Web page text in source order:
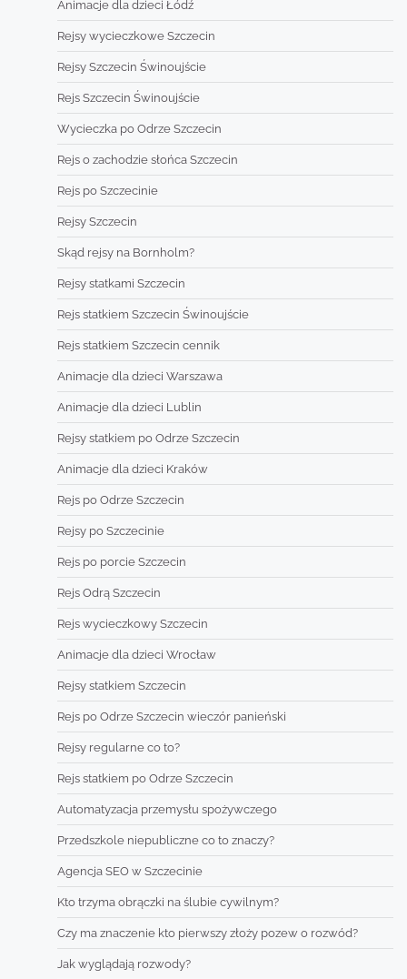
Animacje dla dzieci Łódź
Rejsy wycieczkowe Szczecin
Rejsy Szczecin Świnoujście
Rejs Szczecin Świnoujście
Wycieczka po Odrze Szczecin
Rejs o zachodzie słońca Szczecin
Rejs po Szczecinie
Rejsy Szczecin
Skąd rejsy na Bornholm?
Rejsy statkami Szczecin
Rejs statkiem Szczecin Świnoujście
Rejs statkiem Szczecin cennik
Animacje dla dzieci Warszawa
Animacje dla dzieci Lublin
Rejsy statkiem po Odrze Szczecin
Animacje dla dzieci Kraków
Rejs po Odrze Szczecin
Rejsy po Szczecinie
Rejs po porcie Szczecin
Rejs Odrą Szczecin
Rejs wycieczkowy Szczecin
Animacje dla dzieci Wrocław
Rejsy statkiem Szczecin
Rejs po Odrze Szczecin wieczór panieński
Rejsy regularne co to?
Rejs statkiem po Odrze Szczecin
Automatyzacja przemysłu spożywczego
Przedszkole niepubliczne co to znaczy?
Agencja SEO w Szczecinie
Kto trzyma obrączki na ślubie cywilnym?
Czy ma znaczenie kto pierwszy złoży pozew o rozwód?
Jak wyglądają rozwody?